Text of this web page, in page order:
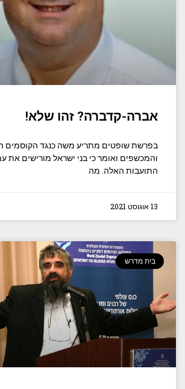
אברה-קדברה? זהו שלא!
בפרשת שופטים מתריע משה כנגד הקוסמים
והמכשפים ואומר כי בני ישראל מורישים את
התועבות האלה. מה
13 אוגוסט 2021
בית מדרש